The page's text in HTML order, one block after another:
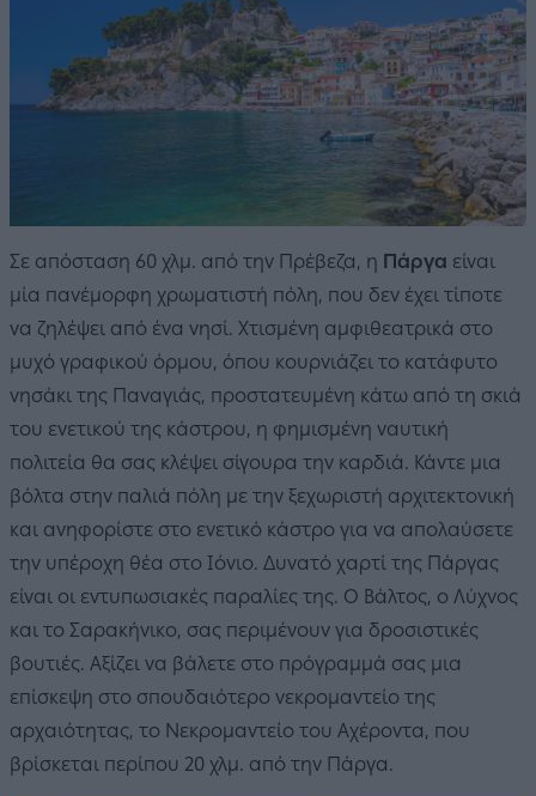
Σε απόσταση 60 χλμ. από την Πρέβεζα, η Πάργα είναι
μία πανέμορφη χρωματιστή πόλη, που δεν έχει τίποτε
να ζηλέψει από ένα νησί. Χτισμένη αμφιθεατρικά στο
μυχό γραφικού όρμου, όπου κουρνιάζει το κατάφυτο
νησάκι της Παναγιάς, προστατευμένη κάτω από τη σκιά
του ενετικού της κάστρου, η φημισμένη ναυτική
πολιτεία θα σας κλέψει σίγουρα την καρδιά. Κάντε μια
βόλτα στην παλιά πόλη με την ξεχωριστή αρχιτεκτονική
και ανηφορίστε στο ενετικό κάστρο για να απολαύσετε
την υπέροχη θέα στο Ιόνιο. Δυνατό χαρτί της Πάργας
είναι οι εντυπωσιακές παραλίες της. Ο Βάλτος, ο Λύχνος
και το Σαρακήνικο, σας περιμένουν για δροσιστικές
βουτιές. Αξίζει να βάλετε στο πρόγραμμά σας μια
επίσκεψη στο σπουδαιότερο νεκρομαντείο της
αρχαιότητας, το Νεκρομαντείο του Αχέροντα, που
βρίσκεται περίπου 20 χλμ. από την Πάργα.